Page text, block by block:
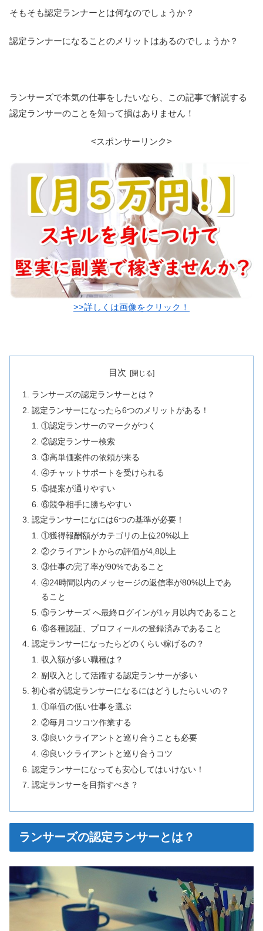
そもそも認定ランナーとは何なのでしょうか？
認定ランナーになることのメリットはあるのでしょうか？
ランサーズで本気の仕事をしたいなら、この記事で解説する
認定ランサーのことを知って損はありません！
<スポンサーリンク>
>>詳しくは画像をクリック！
目次
ランサーズの認定ランサーとは？
認定ランサーになったら6つのメリットがある！
①認定ランサーのマークがつく
②認定ランサー検索
③高単価案件の依頼が来る
④チャットサポートを受けられる
⑤提案が通りやすい
⑥競争相手に勝ちやすい
認定ランサーになには6つの基準が必要！
①獲得報酬額がカテゴリの上位20%以上
②クライアントからの評価が4,8以上
③仕事の完了率が90%であること
④24時間以内のメッセージの返信率が80%以上であ
ること
⑤ランサーズ へ最終ログインが1ヶ月以内であること
⑥各種認証、プロフィールの登録済みであること
認定ランサーになったらどのくらい稼げるの？
収入額が多い職種は？
副収入として活躍する認定ランサーが多い
初心者が認定ランサーになるにはどうしたらいいの？
①単価の低い仕事を選ぶ
②毎月コツコツ作業する
③良いクライアントと巡り合うことも必要
④良いクライアントと巡り合うコツ
認定ランサーになっても安心してはいけない！
認定ランサーを目指すべき？
ランサーズの認定ランサーとは？